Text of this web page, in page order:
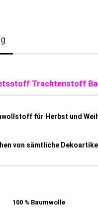
Trachtenstoff
für Herbst und
von sämtliche
100 % Baumwolle